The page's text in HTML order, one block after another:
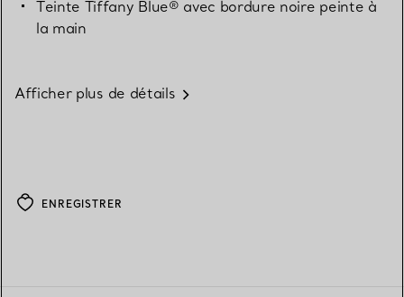
Teinte Tiffany Blue® avec bordure noire peinte à
la main
Afficher plus de détails
ENREGISTRER